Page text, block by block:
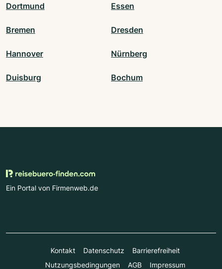
Dortmund Essen
Bremen Dresden
Hannover Nürnberg
Duisburg Bochum
Ein Portal von Firmenweb.de
Kontakt Datenschutz
Barrierefreiheit
Nutzungsbedingungen
AGB Impressum